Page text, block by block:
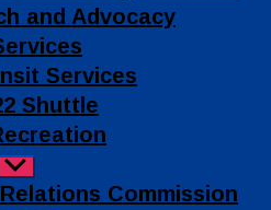
and Advocacy
Services
Shuttle
Show
sub
menu
Commission